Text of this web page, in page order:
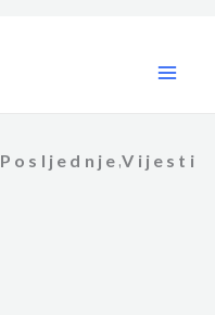
Posljednje ,Vijesti